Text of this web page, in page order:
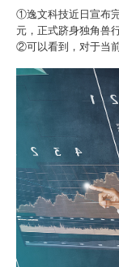
①逸文科技近日宣布
元，正式跻身独角兽行
②可以看到，对于当